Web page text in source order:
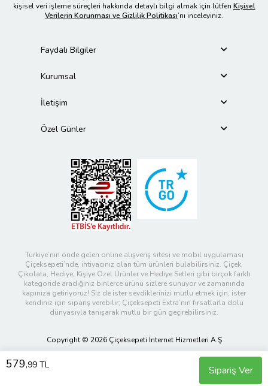
579,99 TL Sipariş Ver
kişisel veri işleme süreçleri hakkında detaylı bilgi almak için lütfen Kişisel
Verilerin Korunması ve Gizlilik Politikası’nı inceleyiniz.
Faydalı Bilgiler
Kurumsal
İletişim
Özel Günler
Türkiye’nin önde gelen online alışveriş sitesi ve mobil uygulaması
Çiçeksepeti’nde, ihtiyacınız olan tüm ürünleri bulabilirsiniz. Çiçek,
Çikolata, Hediye, Kişiye Özel Ürünler ve Hediye Setleri gibi birçok farklı
kategoride aradığınız binlerce ürünü sizlere sunuyor ve zamanında
kapınıza getiriyoruz! Siz de ister sevdiklerinizi mutlu etmek için, ister
kendiniz için sipariş verebilir; Çiçeksepeti Extra’nın fırsatlarla dolu
dünyasıyla tanışarak mutlu bir gün geçirebilirsiniz.
Copyright © 2026 Çiçeksepeti İnternet Hizmetleri A.Ş